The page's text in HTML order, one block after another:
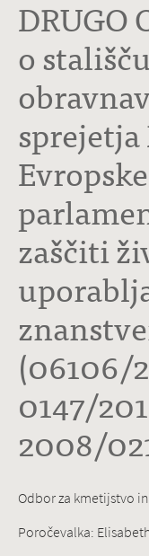
DRUGO
o
zaščiti
(06106/
0147/
2008/
Odbor za kmetijstvo
Poročevalka: